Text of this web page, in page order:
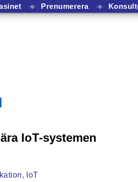
⟛ Prenumerera ⟛
IoT-systemen
IoT